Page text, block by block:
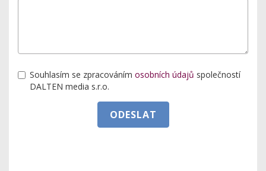
Souhlasím se zpracováním osobních údajů společností
DALTEN media s.r.o.
ODESLAT